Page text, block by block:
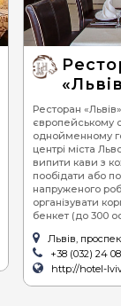
Ресторан
європейському
однойменному
центрі міста
випити кави з
пообідати або
напруженого
організувати
бенкет (до 300
Львів,
+38 (032) 24
http://hotel-